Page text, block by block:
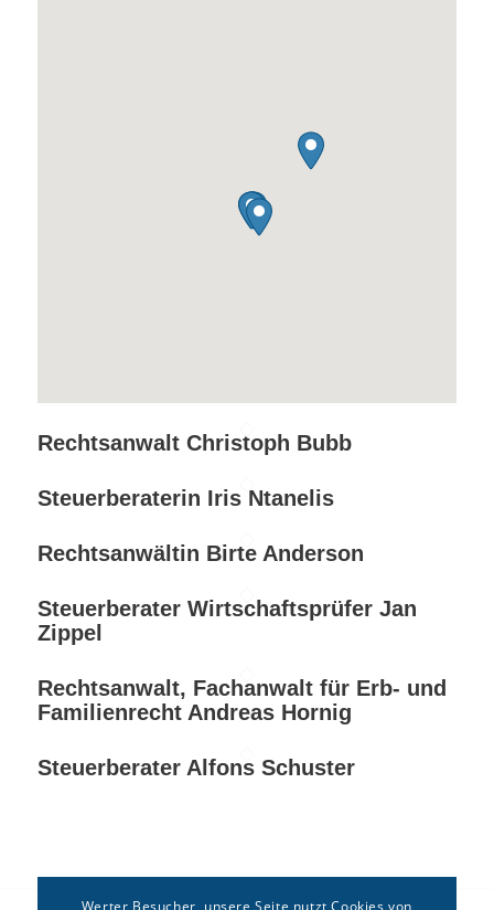
Rechtsanwalt Christoph Bubb
Steuerberaterin Iris Ntanelis
Rechtsanwältin Birte Anderson
Steuerberater Wirtschaftsprüfer Jan
Zippel
Rechtsanwalt, Fachanwalt für Erb- und
Familienrecht Andreas Hornig
Steuerberater Alfons Schuster